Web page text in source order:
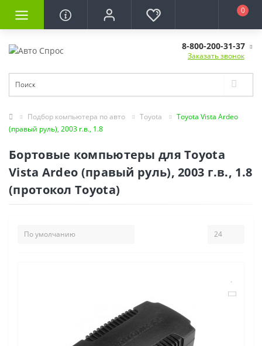
0
8-800-200-31-37
Заказать звонок
Подбор компьютера по авто Toyota
Toyota Vista Ardeo
(правый руль), 2003 г.в., 1.8
Бортовые компьютеры для Toyota
Vista Ardeo (правый руль), 2003 г.в., 1.8
(протокол Toyota)